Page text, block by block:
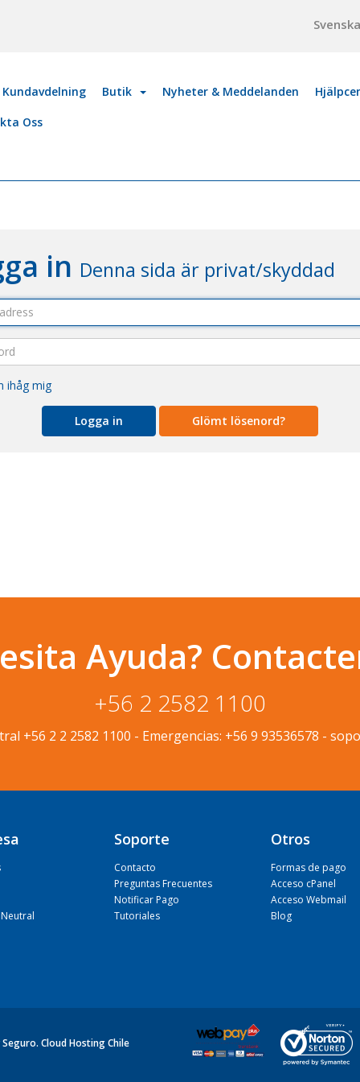
Kundavdelning Butik Nyheter & Meddelanden
Oss
in Denna sida är privat/skyddad
ihåg mig
Glömt lösenord?
Ayuda?
+56 2 2582 1100
+56 2 2 2582 1100 - Emergencias: +56 9 93536578 -
Soporte
Contacto
Preguntas Frecuentes
Notificar Pago
Tutoriales
Otros
Formas de pago
Acceso cPanel
Acceso Webmail
Blog
Cloud Hosting Chile